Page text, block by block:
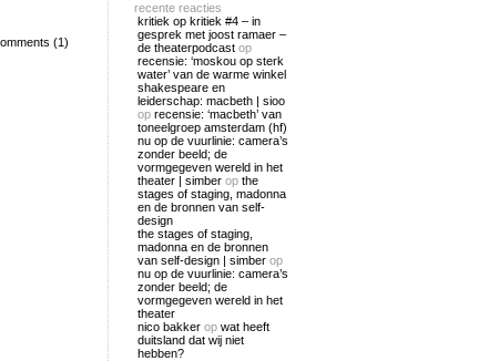
(1)
recente reacties
kritiek op kritiek #4 – in
gesprek met joost ramaer –
de theaterpodcast op
recensie: ‘moskou op sterk
water’ van de warme winkel
shakespeare en
leiderschap: macbeth | sioo
op recensie: ‘macbeth’ van
toneelgroep amsterdam (hf)
nu op de vuurlinie: camera’s
zonder beeld; de
vormgegeven wereld in het
theater | simber op the
stages of staging, madonna
en de bronnen van self-
design
the stages of staging,
madonna en de bronnen
van self-design | simber op
nu op de vuurlinie: camera’s
zonder beeld; de
vormgegeven wereld in het
theater
nico bakker op wat heeft
duitsland dat wij niet
hebben?